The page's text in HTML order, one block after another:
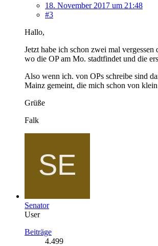
18. November 2017 um 21:48
#3
Hallo,
Jetzt habe ich schon zwei mal vergessen
wo die OP am Mo. stadtfindet und die
Also wenn ich. von OPs schreibe sind
Mainz gemeint, die mich schon von
Grüße
Falk
Senator
User
Beiträge
4.499